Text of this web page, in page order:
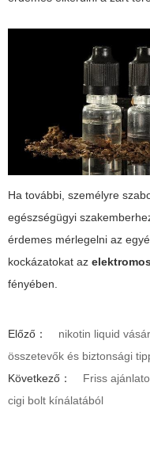
Ha további, személyre
egészségügyi
érdemes mérlegelni az
kockázatokat az
fényében.
Előző：
nikotin liquid
összetevők és biztonsági
Következő：
Friss
cigi bolt kínálatából